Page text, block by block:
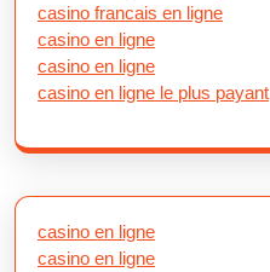
casino francais en ligne
casino en ligne
casino en ligne
casino en ligne le plus payant
casino en ligne
casino en ligne